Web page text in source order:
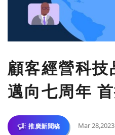
顧客經營科
邁向七周年
推廣新聞稿 Mar 28,2023